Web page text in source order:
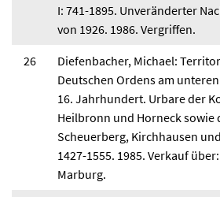
I: 741-1895. Unveränderter
von 1926. 1986. Vergriffen.
26
Diefenbacher, Michael:
Deutschen Ordens am
16. Jahrhundert. Urbare der
Heilbronn und Horneck sowie
Scheuerberg, Kirchhausen
1427-1555. 1985. Verkauf
Marburg.